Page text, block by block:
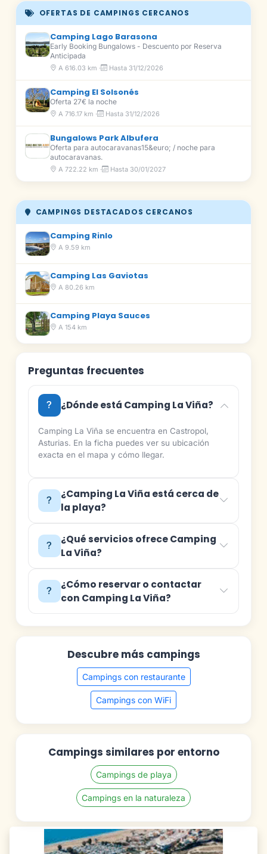
OFERTAS DE CAMPINGS CERCANOS
Camping Lago Barasona
Early Booking Bungalows - Descuento por Reserva
Anticipada
A 616.03 km · Hasta 31/12/2026
Camping El Solsonés
Oferta 27€ la noche
A 716.17 km · Hasta 31/12/2026
Bungalows Park Albufera
Oferta para autocaravanas15&euro; / noche para
autocaravanas.
A 722.22 km · Hasta 30/01/2027
CAMPINGS DESTACADOS CERCANOS
Camping Rinlo
A 9.59 km
Camping Las Gaviotas
A 80.26 km
Camping Playa Sauces
A 154 km
Preguntas frecuentes
¿Dónde está Camping La Viña?
Camping La Viña se encuentra en Castropol,
Asturias. En la ficha puedes ver su ubicación
exacta en el mapa y cómo llegar.
¿Camping La Viña está cerca de
la playa?
¿Qué servicios ofrece Camping
La Viña?
¿Cómo reservar o contactar
con Camping La Viña?
Descubre más campings
Campings con restaurante
Campings con WiFi
Campings similares por entorno
Campings de playa
Campings en la naturaleza